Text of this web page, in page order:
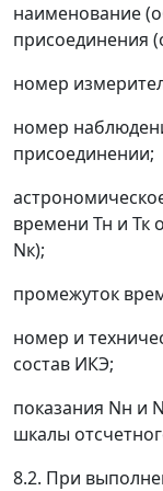
наименование
присоединения
номер
номер
присоединении;
времени Тн и Тк
Nк);
промежуток
номер и
состав ИКЭ;
показания Nн и N
шкалы
8.2. При